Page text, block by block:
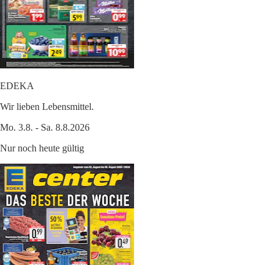
EDEKA
Wir lieben Lebensmittel.
Mo. 3.8. - Sa. 8.8.2026
Nur noch heute gültig